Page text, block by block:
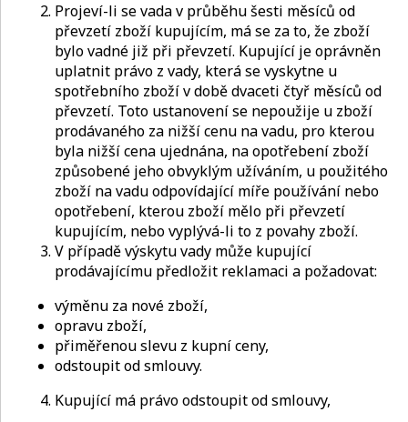
Projeví-li se vada v průběhu šesti měsíců od
převzetí zboží kupujícím, má se za to, že zboží
bylo vadné již při převzetí. Kupující je oprávněn
uplatnit právo z vady, která se vyskytne u
spotřebního zboží v době dvaceti čtyř měsíců od
převzetí. Toto ustanovení se nepoužije u zboží
prodávaného za nižší cenu na vadu, pro kterou
byla nižší cena ujednána, na opotřebení zboží
způsobené jeho obvyklým užíváním, u použitého
zboží na vadu odpovídající míře používání nebo
opotřebení, kterou zboží mělo při převzetí
kupujícím, nebo vyplývá-li to z povahy zboží.
V případě výskytu vady může kupující
prodávajícímu předložit reklamaci a požadovat:
výměnu za nové zboží,
opravu zboží,
přiměřenou slevu z kupní ceny,
odstoupit od smlouvy.
Kupující má právo odstoupit od smlouvy,